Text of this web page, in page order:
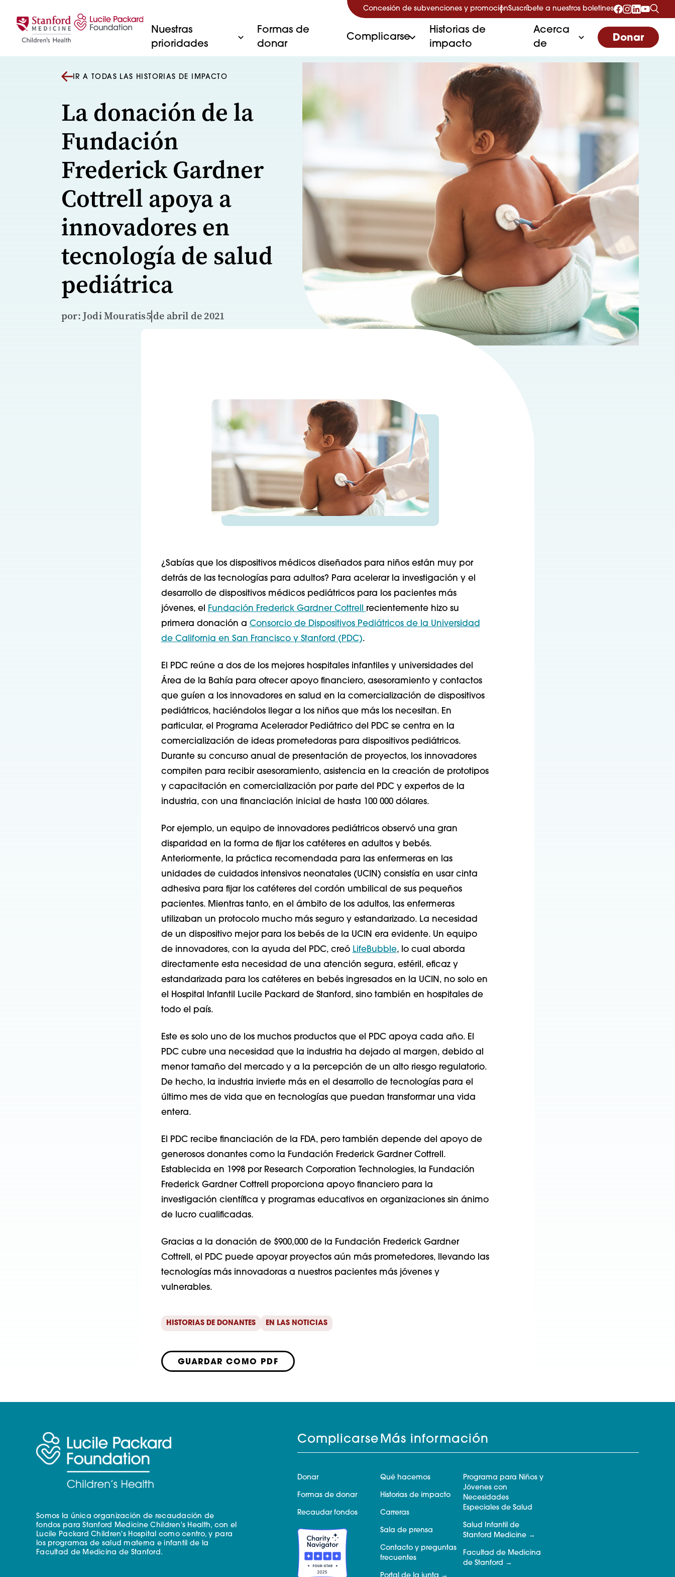
Concesión de subvenciones y promociónSuscríbete a nuestros boletines
Nuestras
prioridades
Formas de
donar
Complicarse
Historias de
impacto
Acerca
de
Donar
IR A TODAS LAS HISTORIAS DE IMPACTO
La donación de la
Fundación
Frederick Gardner
Cottrell apoya a
innovadores en
tecnología de salud
pediátrica
por: Jodi Mouratis5 de abril de 2021
¿Sabías que los dispositivos médicos diseñados para niños están muy por
detrás de las tecnologías para adultos? Para acelerar la investigación y el
desarrollo de dispositivos médicos pediátricos para los pacientes más
jóvenes, el
Fundación Frederick Gardner Cottrell recientemente hizo su
primera donación a Consorcio de Dispositivos Pediátricos de la Universidad
de California en San Francisco y Stanford (PDC).
El PDC reúne a dos de los mejores hospitales infantiles y universidades del
Área de la Bahía para ofrecer apoyo financiero, asesoramiento y contactos
que guíen a los innovadores en salud en la comercialización de dispositivos
pediátricos, haciéndolos llegar a los niños que más los necesitan. En
particular, el Programa Acelerador Pediátrico del PDC se centra en la
comercialización de ideas prometedoras para dispositivos pediátricos.
Durante su concurso anual de presentación de proyectos, los innovadores
compiten para recibir asesoramiento, asistencia en la creación de prototipos
y capacitación en comercialización por parte del PDC y expertos de la
industria, con una financiación inicial de hasta 100 000 dólares.
Por ejemplo, un equipo de innovadores pediátricos observó una gran
disparidad en la forma de fijar los catéteres en adultos y bebés.
Anteriormente, la práctica recomendada para las enfermeras en las
unidades de cuidados intensivos neonatales (UCIN) consistía en usar cinta
adhesiva para fijar los catéteres del cordón umbilical de sus pequeños
pacientes. Mientras tanto, en el ámbito de los adultos, las enfermeras
utilizaban un protocolo mucho más seguro y estandarizado. La necesidad
de un dispositivo mejor para los bebés de la UCIN era evidente. Un equipo
de innovadores, con la ayuda del PDC, creó LifeBubble, lo cual aborda
directamente esta necesidad de una atención segura, estéril, eficaz y
estandarizada para los catéteres en bebés ingresados en la UCIN, no solo en
el Hospital Infantil Lucile Packard de Stanford, sino también en hospitales de
todo el país.
Este es solo uno de los muchos productos que el PDC apoya cada año. El
PDC cubre una necesidad que la industria ha dejado al margen, debido al
menor tamaño del mercado y a la percepción de un alto riesgo regulatorio.
De hecho, la industria invierte más en el desarrollo de tecnologías para el
último mes de vida que en tecnologías que puedan transformar una vida
entera.
El PDC recibe financiación de la FDA, pero también depende del apoyo de
generosos donantes como la Fundación Frederick Gardner Cottrell.
Establecida en 1998 por Research Corporation Technologies, la Fundación
Frederick Gardner Cottrell proporciona apoyo financiero para la
investigación científica y programas educativos en organizaciones sin ánimo
de lucro cualificadas.
Gracias a la donación de $900,000 de la Fundación Frederick Gardner
Cottrell, el PDC puede apoyar proyectos aún más prometedores, llevando las
tecnologías más innovadoras a nuestros pacientes más jóvenes y
vulnerables.
HISTORIAS DE DONANTES EN LAS NOTICIAS
GUARDAR COMO PDF
Somos la única organización de recaudación de
fondos para Stanford Medicine Children's Health, con el
Lucile Packard Children's Hospital como centro, y para
los programas de salud materna e infantil de la
Facultad de Medicina de Stanford.
Complicarse
Donar
Formas de donar
Recaudar fondos
Más información
Qué hacemos
Historias de impacto
Carreras
Sala de prensa
Contacto y preguntas
frecuentes
Programa para Niños y
Jóvenes con
Necesidades
Especiales de Salud
Salud Infantil de
Stanford Medicine
Facultad de Medicina
de Stanford